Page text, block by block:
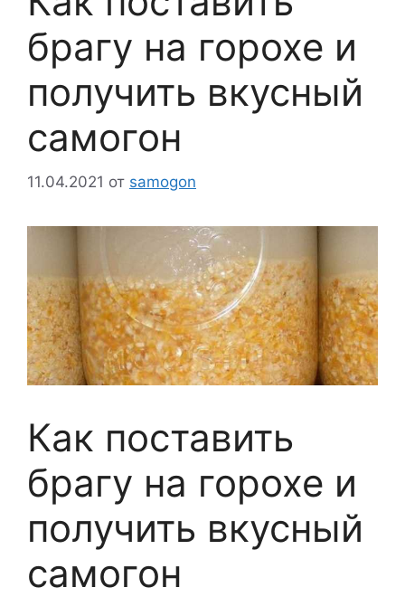
брагу на горохе и
получить вкусный
самогон
11.04.2021 от samogon
Как поставить
брагу на горохе и
получить вкусный
самогон